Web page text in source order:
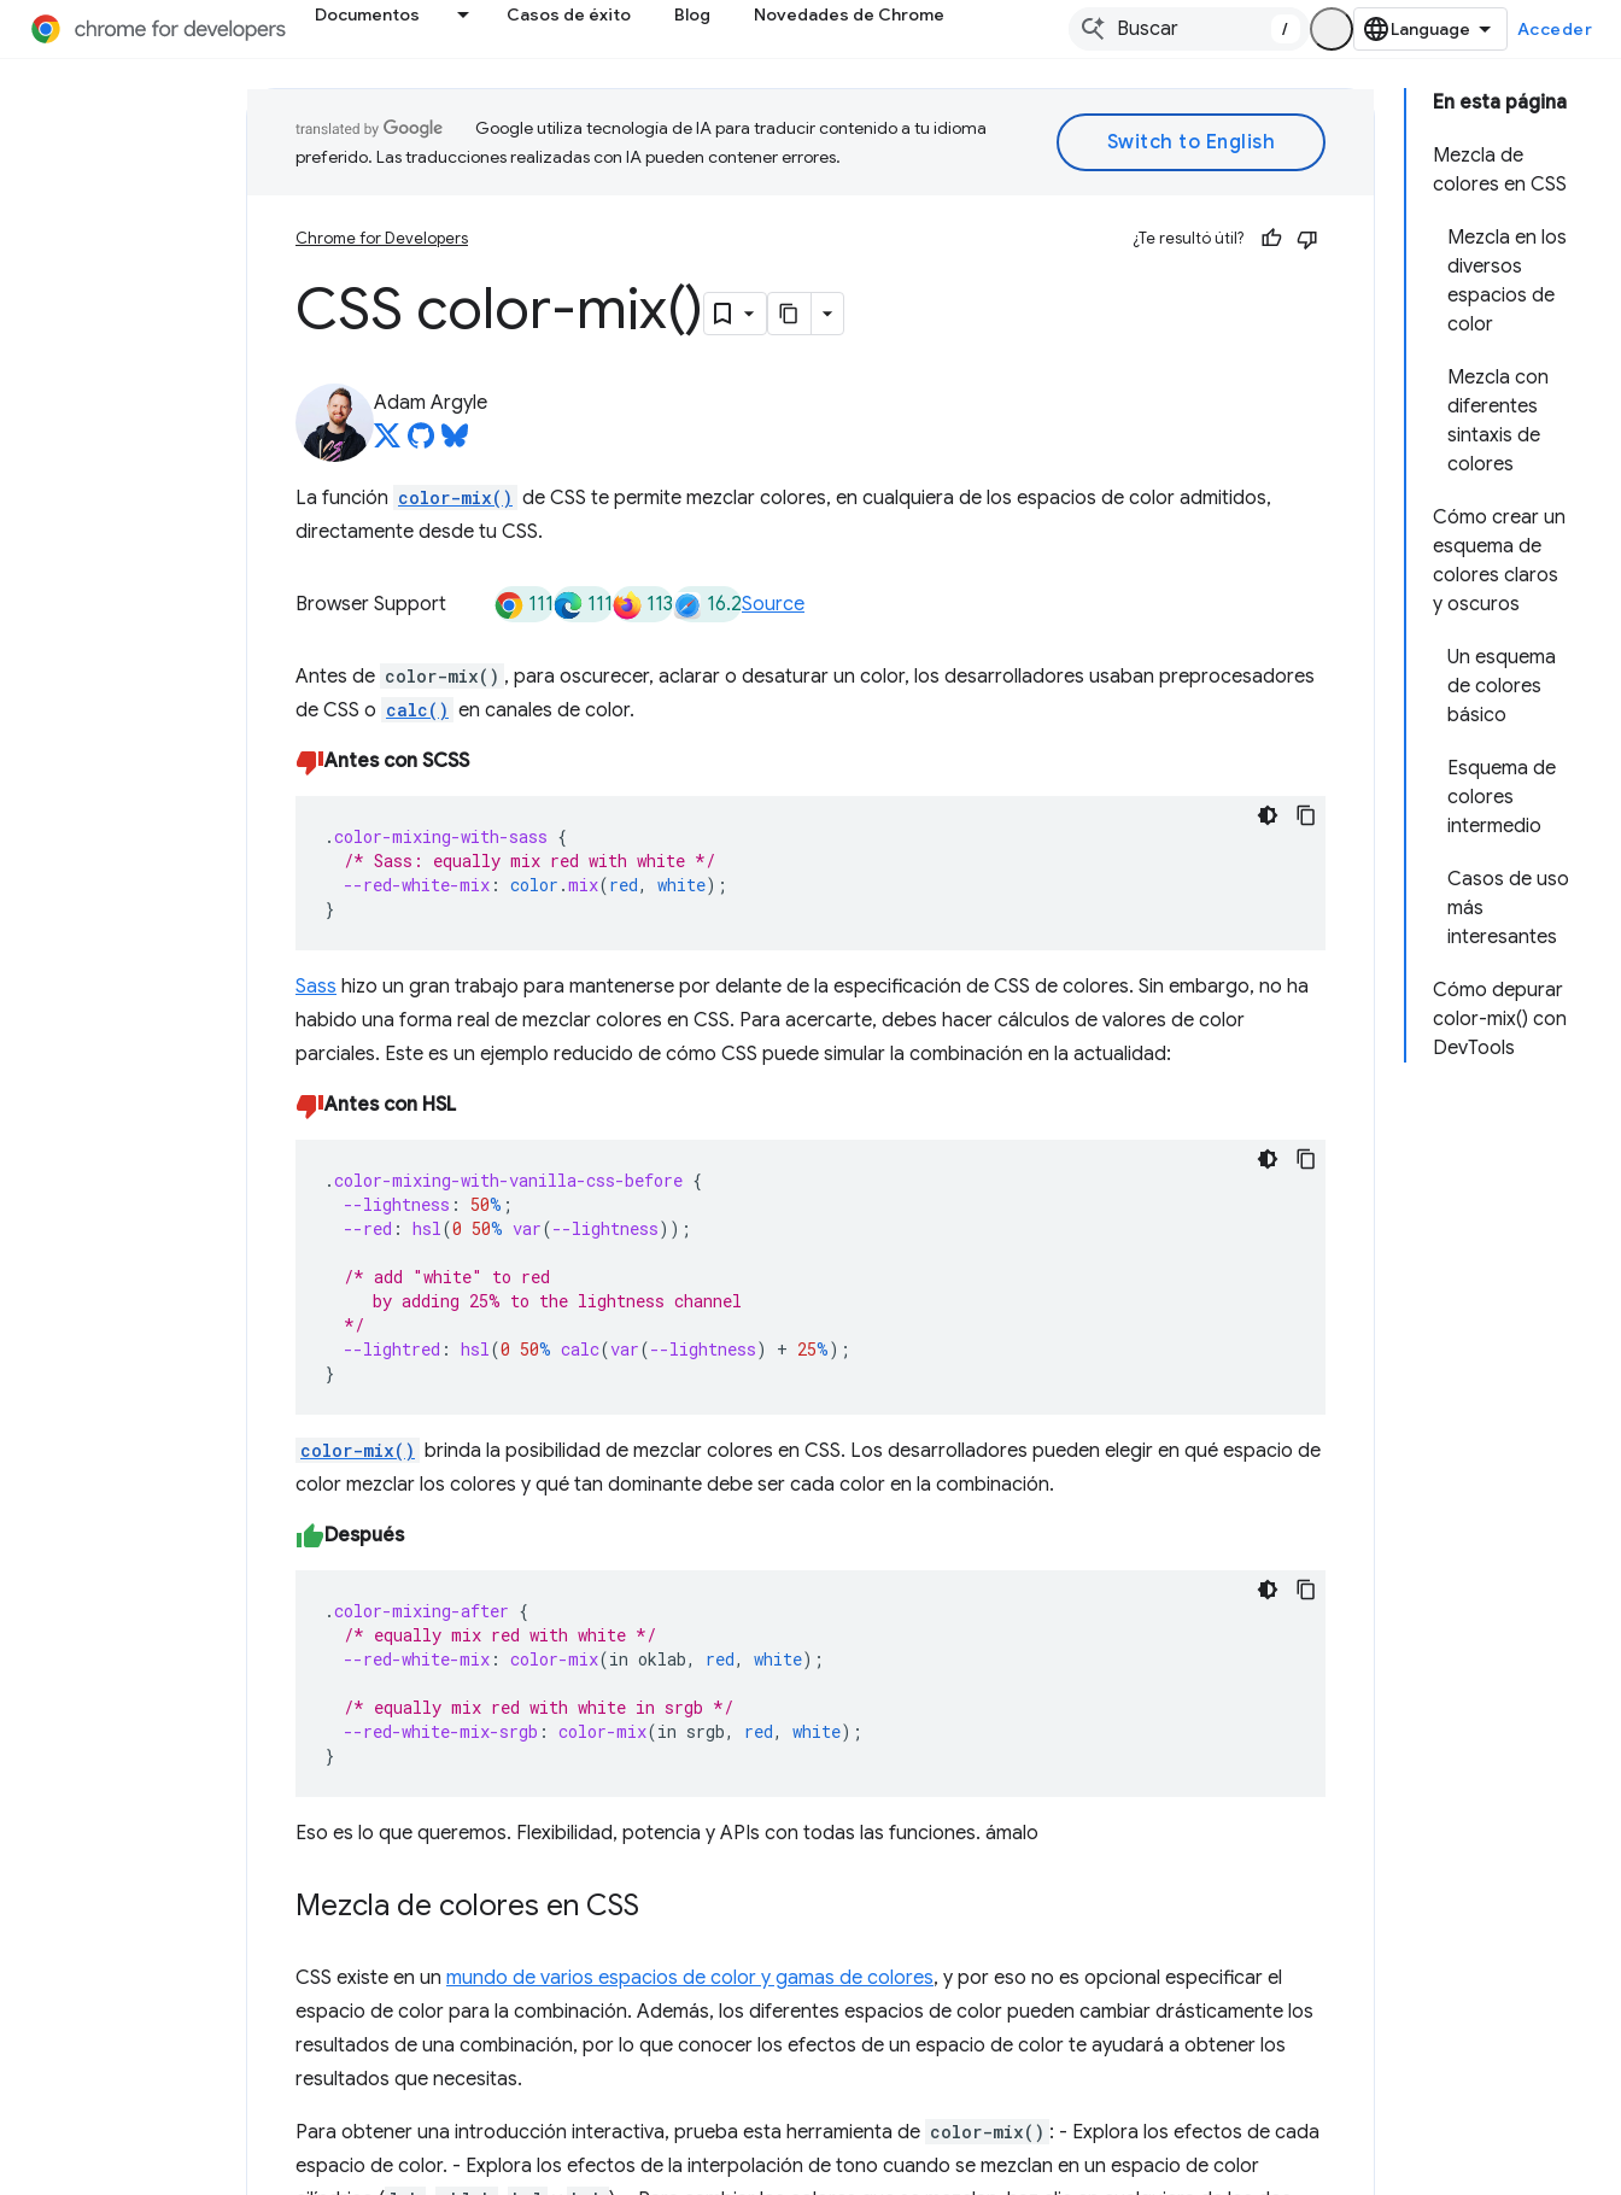
Documentos Casos de éxito Blog Novedades de Chrome
/ Acceder
En esta página
Mezcla de
colores en CSS
Mezcla en los
diversos
espacios de
color
Mezcla con
diferentes
sintaxis de
colores
Cómo crear un
esquema de
colores claros
y oscuros
Un esquema
de colores
básico
Esquema de
colores
intermedio
Casos de uso
más
interesantes
Cómo depurar
color-mix() con
DevTools
Google utiliza tecnología de IA para traducir contenido a tu idioma
preferido. Las traducciones realizadas con IA pueden contener errores.
Chrome for Developers ¿Te resultó útil?
CSS color-mix()
Adam Argyle
La función color-mix() de CSS te permite mezclar colores, en cualquiera de los espacios de color admitidos,
directamente desde tu CSS.
Browser Support 111 111 113 16.2Source
Antes de color-mix() , para oscurecer, aclarar o desaturar un color, los desarrolladores usaban preprocesadores
de CSS o calc() en canales de color.
Antes con SCSS
.color-mixing-with-sass {
/* Sass: equally mix red with white */
--red-white-mix : color .mix(red, white);
}
Sass hizo un gran trabajo para mantenerse por delante de la especificación de CSS de colores. Sin embargo, no ha
habido una forma real de mezclar colores en CSS. Para acercarte, debes hacer cálculos de valores de color
parciales. Este es un ejemplo reducido de cómo CSS puede simular la combinación en la actualidad:
Antes con HSL
.color-mixing-with-vanilla-css-before {
--lightness : 50% ;
--red : hsl(0 50% var(--lightness));
/* add "white" to red
     by adding 25% to the lightness channel
  */
--lightred : hsl(0 50% calc(var(--lightness) + 25%) ;
}
color-mix() brinda la posibilidad de mezclar colores en CSS. Los desarrolladores pueden elegir en qué espacio de
color mezclar los colores y qué tan dominante debe ser cada color en la combinación.
Después
.color-mixing-after {
/* equally mix red with white */
--red-white-mix : color-mix(in oklab, red, white);
/* equally mix red with white in srgb */
--red-white-mix-srgb : color-mix(in srgb, red, white);
}
Eso es lo que queremos. Flexibilidad, potencia y APIs con todas las funciones. ámalo
Mezcla de colores en CSS
CSS existe en un mundo de varios espacios de color y gamas de colores, y por eso no es opcional especificar el
espacio de color para la combinación. Además, los diferentes espacios de color pueden cambiar drásticamente los
resultados de una combinación, por lo que conocer los efectos de un espacio de color te ayudará a obtener los
resultados que necesitas.
Para obtener una introducción interactiva, prueba esta herramienta de color-mix() : - Explora los efectos de cada
espacio de color. - Explora los efectos de la interpolación de tono cuando se mezclan en un espacio de color